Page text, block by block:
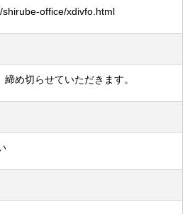
office/xdivfo.html
め切らせていただきます。